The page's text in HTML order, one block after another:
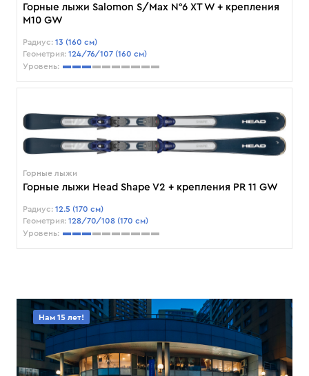
Горные лыжи Salomon S/Max N°6 XT W + крепления
M10 GW
Радиус: 13 (160 см)
Геометрия: 124/76/107 (160 см)
Уровень:
Горные лыжи
Горные лыжи Head Shape V2 + крепления PR 11 GW
Радиус: 12.5 (170 см)
Геометрия: 128/70/108 (170 см)
Уровень:
Нам 15 лет!